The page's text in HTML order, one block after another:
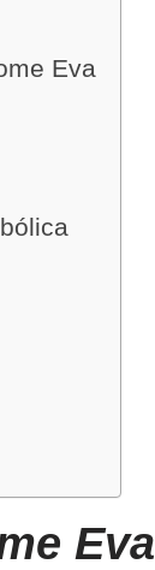
Eva
Eva